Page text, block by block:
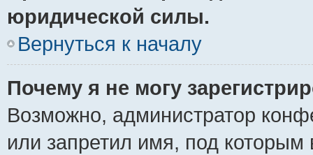
юридической силы.
Вернуться к началу
Почему я не могу
Возможно, администратор
или запретил имя, под которым